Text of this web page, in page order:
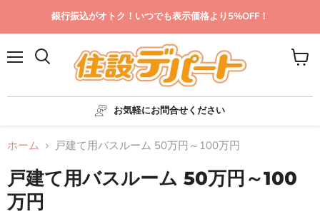
銀行振込がオトク！いつでも表示価格より5%OFF！
お気軽にお問合せください
カ
ト
ホーム 戸建て用バスルーム 50万円～100万円
戸建て用バスルーム 50万円～100
万円